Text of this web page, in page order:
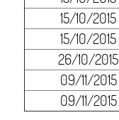
15/10/2015
15/10/2015
26/10/2015
09/11/2015
09/11/2015